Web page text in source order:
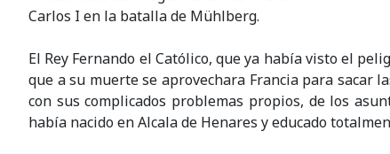
Carlos I en la batalla de Mühlberg.
El Rey Fernando el Católico, que ya había visto el
que a su muerte se aprovechara Francia para sacar
con sus complicados problemas propios, de los
había nacido en Alcala de Henares y educado